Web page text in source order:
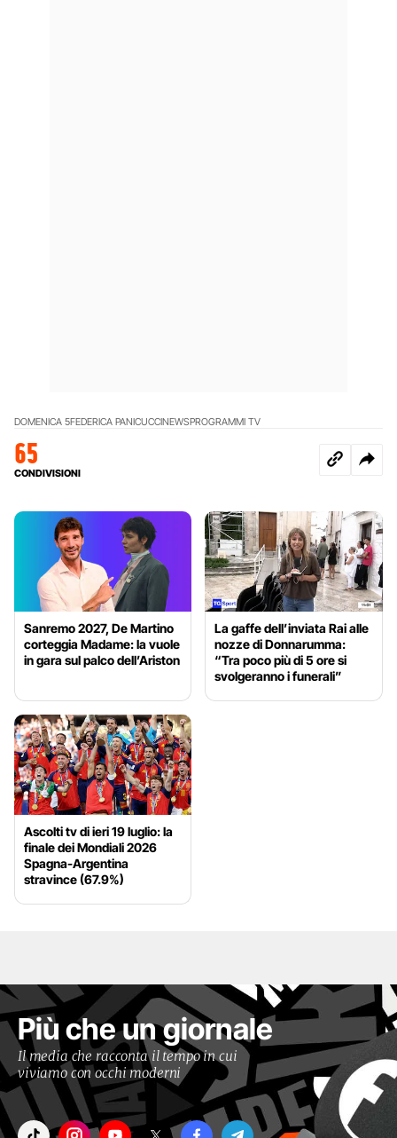
DOMENICA 5FEDERICA PANICUCCINEWSPROGRAMMI TV
65
CONDIVISIONI
Sanremo 2027, De Martino
corteggia Madame: la vuole
in gara sul palco dell’Ariston
La gaffe dell’inviata Rai alle
nozze di Donnarumma:
“Tra poco più di 5 ore si
svolgeranno i funerali”
Ascolti tv di ieri 19 luglio: la
finale dei Mondiali 2026
Spagna-Argentina
stravince (67.9%)
Più che un giornale
Il media che racconta il tempo in cui
viviamo con occhi moderni